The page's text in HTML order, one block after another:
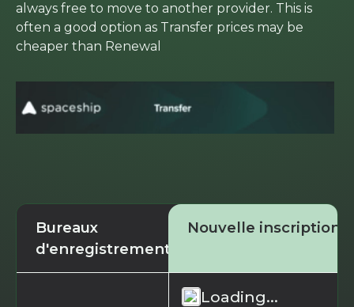
always free to move to another provider. This is
often a good option as Transfer prices may be
cheaper than Renewal
Bureaux
d'enregistrement
Nouvelle inscription
Loading...